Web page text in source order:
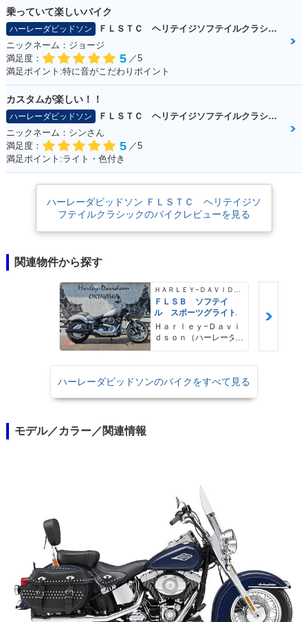
乗っていて楽しいバイク
ハーレーダビッドソン
ＦＬＳＴＣ ヘリテイジソフテイルクラシック
ニックネーム：ジョージ
満足度：
5 ／5
満足ポイント:特に音がこだわりポイント
カスタムが楽しい！！
ハーレーダビッドソン
ＦＬＳＴＣ ヘリテイジソフテイルクラシック
ニックネーム：シンさん
満足度：
5 ／5
満足ポイント:ライト・色付き
ハーレーダビッドソン ＦＬＳＴＣ ヘリテイジソ
フテイルクラシックのバイクレビューを見る
関連物件から探す
ＦＬＳＢ ソフテイ
ル スポーツグライド
Ｈａｒｌｅｙ−Ｄａｖｉ
ｄｓｏｎ（ハーレーダ
ハーレーダビッドソンのバイクをすべて見る
モデル／カラー／関連情報